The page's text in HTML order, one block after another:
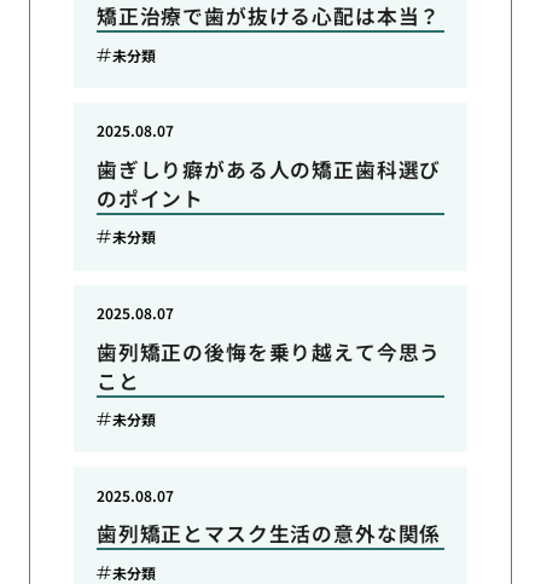
矯正治療で歯が抜ける心配は本当？
未分類
歯ぎしり癖がある人の矯正歯科選び
のポイント
2025.08.07
未分類
歯列矯正の後悔を乗り越えて今思う
こと
2025.08.07
未分類
歯列矯正とマスク生活の意外な関係
2025.08.07
未分類